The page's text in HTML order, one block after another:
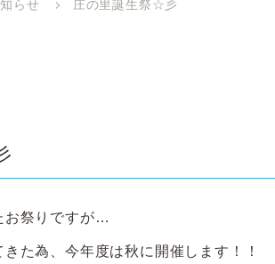
らせ 庄の里誕生祭☆彡
お祭りですが…
た為、今年度は秋に開催します！！